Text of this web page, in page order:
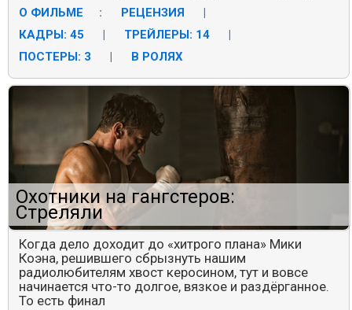
О ФИЛЬМЕ : РЕЦЕНЗИЯ
КАДРЫ: 45
ТРЕЙЛЕРЫ: 14
ПОСТЕРЫ: 3
В РОЛЯХ
Охотники на гангстеров:
Стреляли
Когда дело доходит до «хитрого плана» Мики
Коэна, решившего сбрызнуть нашим
радиолюбителям хвост керосином, тут и вовсе
начинается что-то долгое, вязкое и раздёрганное.
То есть финал